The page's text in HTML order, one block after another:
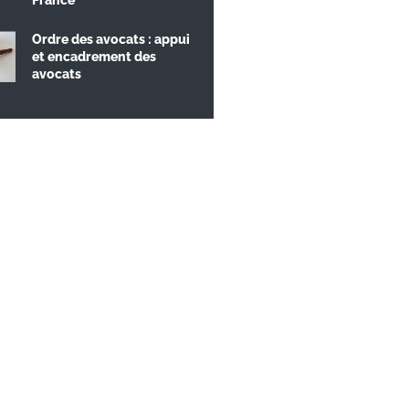
Ordre des avocats : appui
et encadrement des
avocats